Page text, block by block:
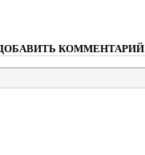
КОММЕНТАРИЙ